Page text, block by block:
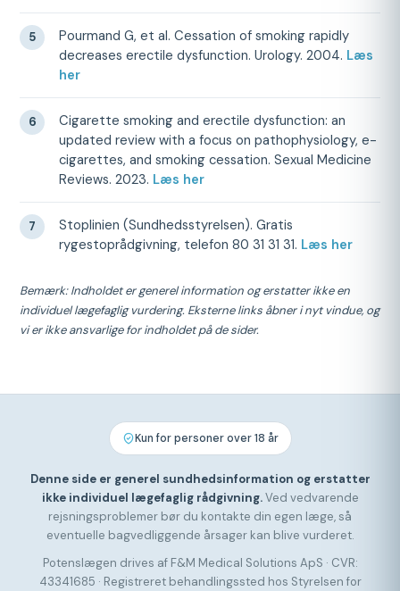
Pourmand G, et al. Cessation of smoking rapidly
decreases erectile dysfunction. Urology. 2004. Læs
her
Cigarette smoking and erectile dysfunction: an
updated review with a focus on pathophysiology, e-
cigarettes, and smoking cessation. Sexual Medicine
Reviews. 2023. Læs her
Stoplinien (Sundhedsstyrelsen). Gratis
rygestoprådgivning, telefon 80 31 31 31. Læs her
Bemærk: Indholdet er generel information og erstatter ikke en
individuel lægefaglig vurdering. Eksterne links åbner i nyt vindue, og
vi er ikke ansvarlige for indholdet på de sider.
Kun for personer over 18 år
Denne side er generel sundhedsinformation og erstatter
ikke individuel lægefaglig rådgivning.Ved vedvarende
rejsningsproblemer bør du kontakte din egen læge, så
eventuelle bagvedliggende årsager kan blive vurderet.
Potenslægen drives af F&M Medical Solutions ApS · CVR:
43341685 · Registreret behandlingssted hos Styrelsen for